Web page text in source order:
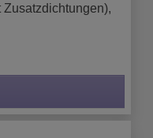
Zusatzdichtungen),